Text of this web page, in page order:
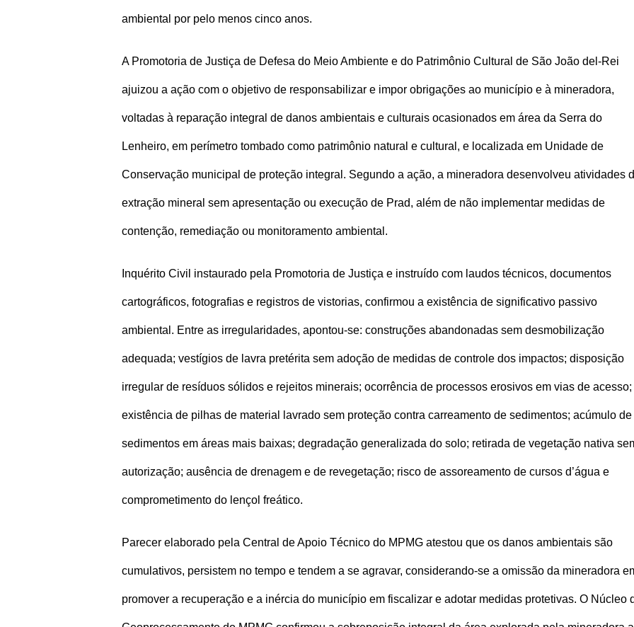
ambiental por pelo menos cinco anos.
A Promotoria de Justiça de Defesa do Meio Ambiente e do Patrimônio Cultural de São João del-Rei
ajuizou a ação com o objetivo de responsabilizar e impor obrigações ao município e à mineradora,
voltadas à reparação integral de danos ambientais e culturais ocasionados em área da Serra do
Lenheiro, em perímetro tombado como patrimônio natural e cultural, e localizada em Unidade de
Conservação municipal de proteção integral. Segundo a ação, a mineradora desenvolveu atividades
extração mineral sem apresentação ou execução de Prad, além de não implementar medidas de
contenção, remediação ou monitoramento ambiental.
Inquérito Civil instaurado pela Promotoria de Justiça e instruído com laudos técnicos, documentos
cartográficos, fotografias e registros de vistorias, confirmou a existência de significativo passivo
ambiental. Entre as irregularidades, apontou-se: construções abandonadas sem desmobilização
adequada; vestígios de lavra pretérita sem adoção de medidas de controle dos impactos; disposição
irregular de resíduos sólidos e rejeitos minerais; ocorrência de processos erosivos em vias de acesso;
existência de pilhas de material lavrado sem proteção contra carreamento de sedimentos; acúmulo de
sedimentos em áreas mais baixas; degradação generalizada do solo; retirada de vegetação nativa
autorização; ausência de drenagem e de revegetação; risco de assoreamento de cursos d’água e
comprometimento do lençol freático.
Parecer elaborado pela Central de Apoio Técnico do MPMG atestou que os danos ambientais são
cumulativos, persistem no tempo e tendem a se agravar, considerando-se a omissão da mineradora
promover a recuperação e a inércia do município em fiscalizar e adotar medidas protetivas. O Núcleo